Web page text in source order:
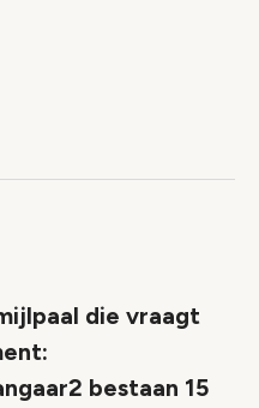
die vraagt
bestaan 15